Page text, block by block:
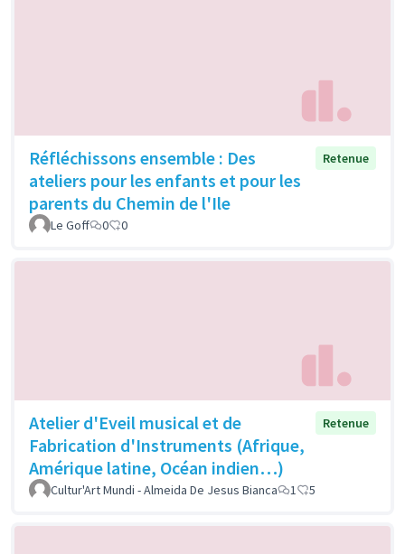
Réfléchissons ensemble : Des
ateliers pour les enfants et pour les
parents du Chemin de l'Ile
Retenue
Le Goff 0 0
Atelier d'Eveil musical et de
Fabrication d'Instruments (Afrique,
Amérique latine, Océan indien…)
Retenue
Cultur'Art Mundi - Almeida De Jesus Bianca 1 5